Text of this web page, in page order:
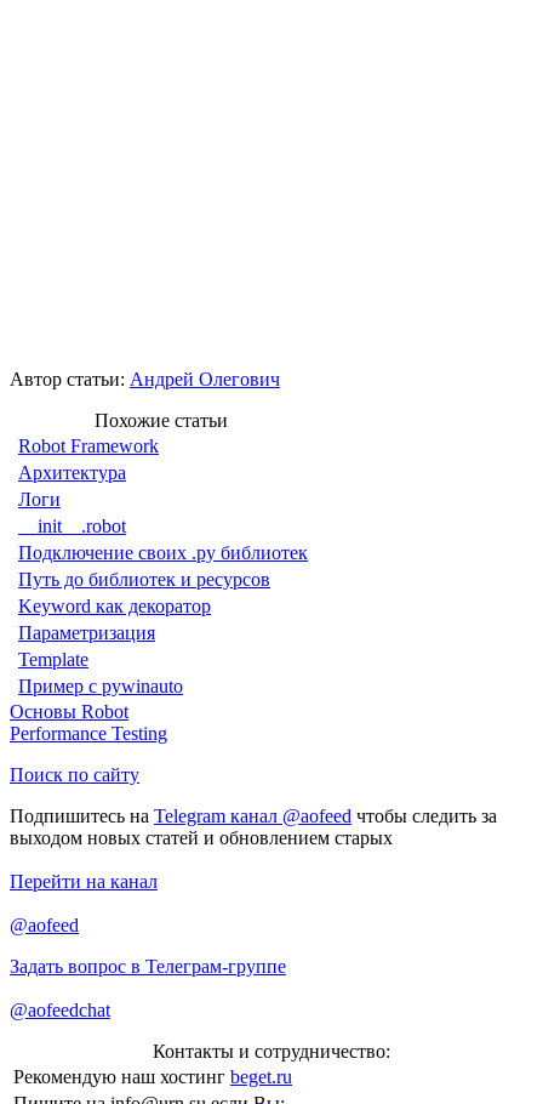
Автор статьи: Андрей Олегович
Похожие статьи
Robot Framework
Архитектура
Логи
__init__.robot
Подключение своих .py библиотек
Путь до библиотек и ресурсов
Keyword как декоратор
Параметризация
Template
Пример с pywinauto
Основы Robot
Performance Testing
Поиск по сайту
Подпишитесь на Telegram канал @aofeed чтобы следить за
выходом новых статей и обновлением старых
Перейти на канал
@aofeed
Задать вопрос в Телеграм-группе
@aofeedchat
Контакты и сотрудничество:
Рекомендую наш хостинг beget.ru